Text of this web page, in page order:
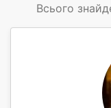
Всього